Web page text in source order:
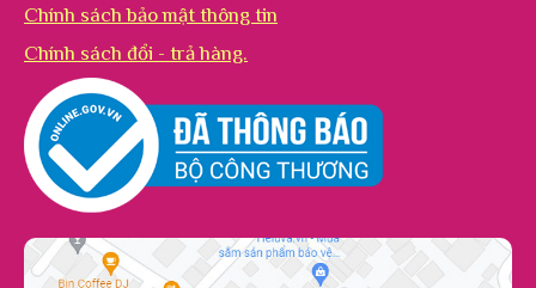
Chính sách bảo mật thông tin
Chính sách đổi - trả hàng.